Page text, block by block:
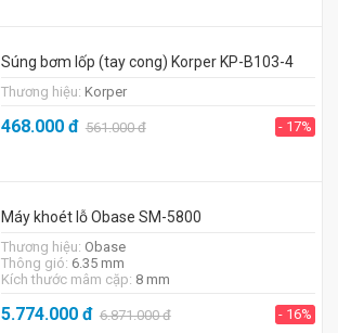
Súng bơm lốp (tay cong) Korper KP-B103-4
Thương hiệu: Korper
468.000đ 561.000đ - 17%
Máy khoét lỗ Obase SM-5800
Thương hiệu: Obase
Thông gió: 6.35 mm
Kích thước mâm cặp: 8 mm
5.774.000đ 6.871.000đ - 16%